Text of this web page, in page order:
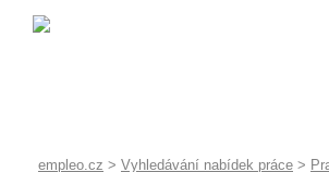
empleo.cz > Vyhledávání nabídek práce >